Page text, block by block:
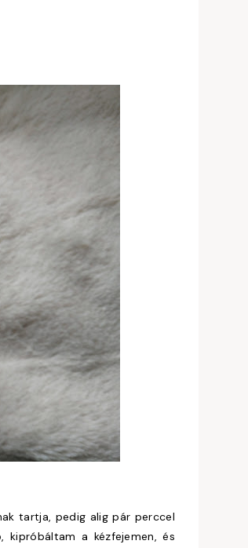
tartja, pedig alig pár perccel
a kézfejemen, és